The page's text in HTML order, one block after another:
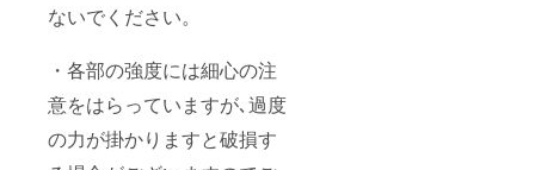
ないでください。
・各部の強度には細心の注
意をはらっていますが､過度
の力が掛かりますと破損す